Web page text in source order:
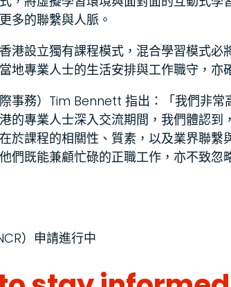
多的聯繫與人脈。
港設立獨有課程模式，混合學習模式
地專業人士的生活安排與工作職守，亦
事務）Tim Bennett 指出：「我們非
的專業人士深入交流期間，我們體認
於課程的相關性、質素，以及業界聯
們既能兼顧忙碌的正職工作，亦不致
）申請進行中